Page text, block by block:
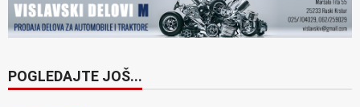
POGLEDAJTE JOŠ...